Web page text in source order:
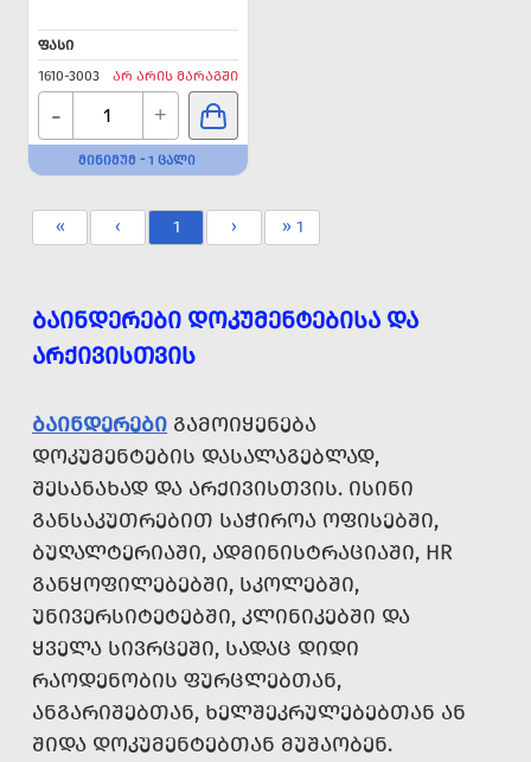
ᲤᲐᲡᲘ
1610-3003
ᲐᲠ ᲐᲠᲘᲡ ᲛᲐᲠᲐᲒᲨᲘ
- +
ᲛᲘᲜᲘᲛᲣᲛ - 1 ᲪᲐᲚᲘ
« ‹ 1 › » 1
ᲑᲐᲘᲜᲓᲔᲠᲔᲑᲘ ᲓᲝᲙᲣᲛᲔᲜᲢᲔᲑᲘᲡᲐ ᲓᲐ
ᲐᲠᲥᲘᲕᲘᲡᲗᲕᲘᲡ
ᲑᲐᲘᲜᲓᲔᲠᲔᲑᲘ ᲒᲐᲛᲝᲘᲧᲔᲜᲔᲑᲐ
ᲓᲝᲙᲣᲛᲔᲜᲢᲔᲑᲘᲡ ᲓᲐᲡᲐᲚᲐᲒᲔᲑᲚᲐᲓ,
ᲨᲔᲡᲐᲜᲐᲮᲐᲓ ᲓᲐ ᲐᲠᲥᲘᲕᲘᲡᲗᲕᲘᲡ. ᲘᲡᲘᲜᲘ
ᲒᲐᲜᲡᲐᲙᲣᲗᲠᲔᲑᲘᲗ ᲡᲐᲭᲘᲠᲝᲐ ᲝᲤᲘᲡᲔᲑᲨᲘ,
ᲑᲣᲦᲐᲚᲢᲔᲠᲘᲐᲨᲘ, ᲐᲓᲛᲘᲜᲘᲡᲢᲠᲐᲪᲘᲐᲨᲘ, HR
ᲒᲐᲜᲧᲝᲤᲘᲚᲔᲑᲔᲑᲨᲘ, ᲡᲙᲝᲚᲔᲑᲨᲘ,
ᲣᲜᲘᲕᲔᲠᲡᲘᲢᲔᲢᲔᲑᲨᲘ, ᲙᲚᲘᲜᲘᲙᲔᲑᲨᲘ ᲓᲐ
ᲧᲕᲔᲚᲐ ᲡᲘᲕᲠᲪᲔᲨᲘ, ᲡᲐᲓᲐᲪ ᲓᲘᲓᲘ
ᲠᲐᲝᲓᲔᲜᲝᲑᲘᲡ ᲤᲣᲠᲪᲚᲔᲑᲗᲐᲜ,
ᲐᲜᲒᲐᲠᲘᲨᲔᲑᲗᲐᲜ, ᲮᲔᲚᲨᲔᲙᲠᲣᲚᲔᲑᲔᲑᲗᲐᲜ ᲐᲜ
ᲨᲘᲓᲐ ᲓᲝᲙᲣᲛᲔᲜᲢᲔᲑᲗᲐᲜ ᲛᲣᲨᲐᲝᲑᲔᲜ.